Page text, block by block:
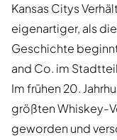
Kansas Citys
eigenartiger, als
Geschichte beginnt
and Co. im
Im frühen 20.
größten Whiskey-
geworden und